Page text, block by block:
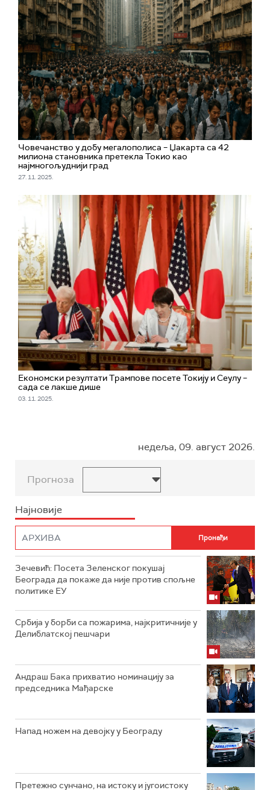
Човечанство у добу мегалополиса – Џакарта са 42
милиона становника претекла Токио као
најмногољуднији град
27. 11. 2025.
Економски резултати Трампове посете Токију и Сеулу –
сада се лакше дише
03. 11. 2025.
недеља, 09. август 2026.
Прогноза
Најновије
Зечевић: Посета Зеленског покушај
Београда да покаже да није против спољне
политике ЕУ
Србија у борби са пожарима, најкритичније у
Делиблатској пешчари
Андраш Бака прихватио номинацију за
председника Мађарске
Напад ножем на девојку у Београду
Претежно сунчано, на истоку и југоистоку